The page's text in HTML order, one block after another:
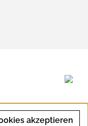
akzeptieren